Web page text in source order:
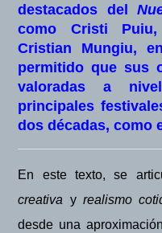
destacados del
como Cristi
Cristian Mungiu,
permitido que sus
valoradas a
principales
dos décadas, como
En este texto, se
creativa y realismo
desde una aproximación